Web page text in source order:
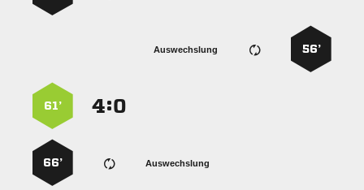
56’
Auswechslung
:
61’
Auswechslung
66’